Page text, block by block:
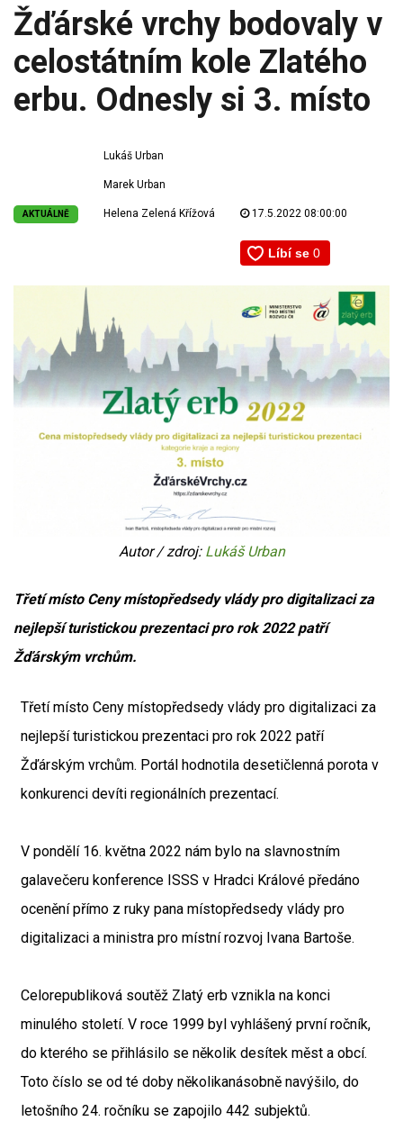
Žďárské vrchy bodovaly v
celostátním kole Zlatého
erbu. Odnesly si 3. místo
AKTUÁLNĚ
Lukáš Urban
Marek Urban
Helena Zelená Křížová 17.5.2022 08:00:00
Autor / zdroj: Lukáš Urban
Třetí místo Ceny místopředsedy vlády pro digitalizaci za
nejlepší turistickou prezentaci pro rok 2022 patří
Žďárským vrchům.
Třetí místo Ceny místopředsedy vlády pro digitalizaci za
nejlepší turistickou prezentaci pro rok 2022 patří
Žďárským vrchům. Portál hodnotila desetičlenná porota v
konkurenci devíti regionálních prezentací.
V pondělí 16. května 2022 nám bylo na slavnostním
galavečeru konference ISSS v Hradci Králové předáno
ocenění přímo z ruky pana místopředsedy vlády pro
digitalizaci a ministra pro místní rozvoj Ivana Bartoše.
Celorepubliková soutěž Zlatý erb vznikla na konci
minulého století. V roce 1999 byl vyhlášený první ročník,
do kterého se přihlásilo se několik desítek měst a obcí.
Toto číslo se od té doby několikanásobně navýšilo, do
letošního 24. ročníku se zapojilo 442 subjektů.